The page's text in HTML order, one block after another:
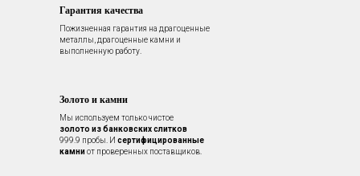
Мы используем только чистое
золото из банковских слитков
999.9 пробы. И сертифицированные
камниот проверенных поставщиков.
Золото и камни
Гарантия качества
Пожизненная гарантия на драгоценные
металлы, драгоценные камни и
выполненную работу.